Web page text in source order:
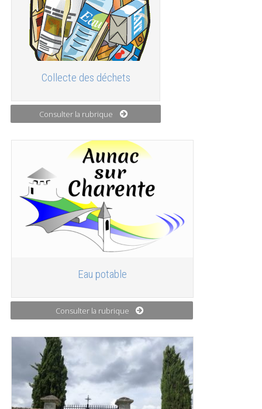
Collecte des déchets
Consulter la rubrique
Eau potable
Consulter la rubrique